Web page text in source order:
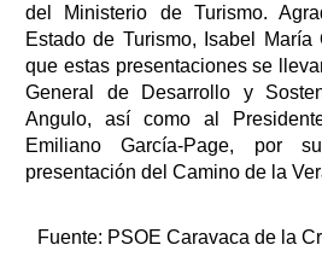
del Ministerio de Turismo.
Estado de Turismo, Isabel
que estas presentaciones se
General de Desarrollo y
Angulo, así como al
Emiliano García-Page, por
presentación del Camino de la
Fuente: PSOE Caravaca de la